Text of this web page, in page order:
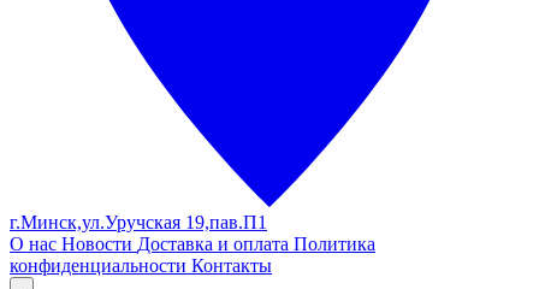
г.Минск,ул.Уручская 19,пав.П1
О нас Новости Доставка и оплата Политика
конфиденциальности Контакты